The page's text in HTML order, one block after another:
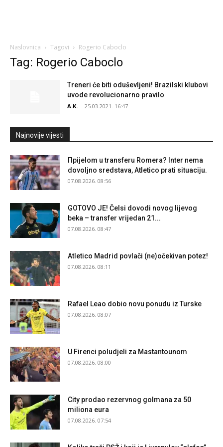
Naslovnica Tagovi Rogerio Caboclo
Tag: Rogerio Caboclo
Treneri će biti oduševljeni! Brazilski klubovi
uvode revolucionarno pravilo
A.K. - 25.03.2021. 16:47
Najnovije vijesti
Прijelom u transferu Romera? Inter nema
dovoljno sredstava, Atletico prati situaciju.
07.08.2026. 08:56
GOTOVO JE! Čelsi dovodi novog lijevog
beka – transfer vrijedan 21...
07.08.2026. 08:47
Atletico Madrid povlači (ne)očekivan potez!
07.08.2026. 08:11
Rafael Leao dobio novu ponudu iz Turske
07.08.2026. 08:07
U Firenci poludjeli za Mastantounom
07.08.2026. 08:00
City prodao rezervnog golmana za 50
miliona eura
07.08.2026. 07:54